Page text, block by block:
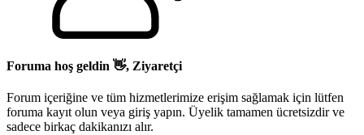
Foruma hoş geldin 👋, Ziyaretçi
Forum içeriğine ve tüm hizmetlerimize erişim sağlamak için lütfen
foruma kayıt olun veya giriş yapın. Üyelik tamamen ücretsizdir ve
sadece birkaç dakikanızı alır.